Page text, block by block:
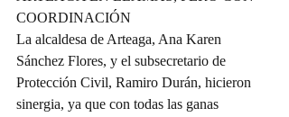
COORDINACIÓN
La alcaldesa de Arteaga, Ana Karen
Sánchez Flores, y el subsecretario de
Protección Civil, Ramiro Durán, hicieron
sinergia, ya que con todas las ganas